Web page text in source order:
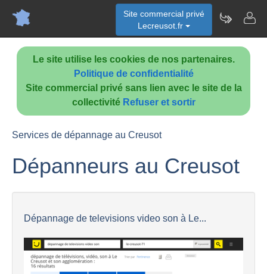
Le site utilise les cookies de nos partenaires.
Politique de confidentialité
Site commercial privé sans lien avec le site de la
collectivité Refuser et sortir
Site commercial privé
Lecreusot.fr
Services de dépannage au Creusot
Dépanneurs au Creusot
Dépannage de televisions video son à Le...